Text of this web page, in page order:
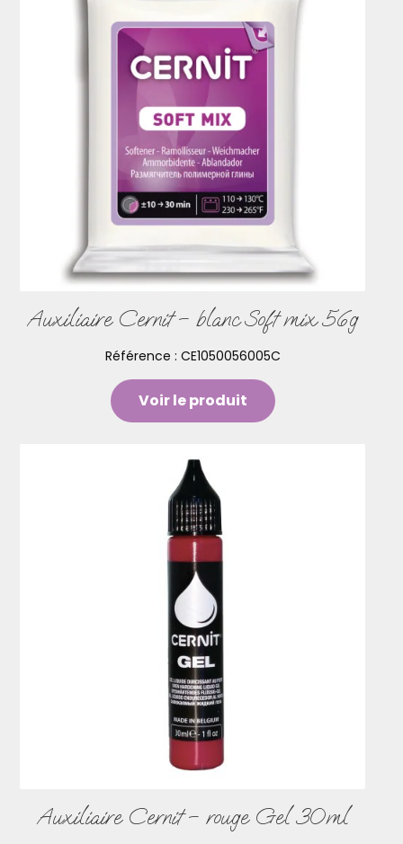
Auxiliaire Cernit – blanc Soft mix 56g
Référence : CE1050056005C
Voir le produit
Auxiliaire Cernit – rouge Gel 30ml